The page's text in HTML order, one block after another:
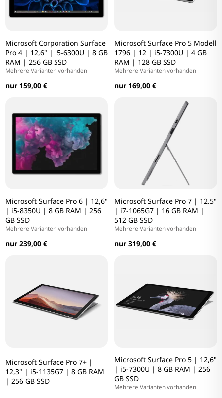
Microsoft Corporation Surface
Pro 4 | 12,6" | i5-6300U | 8 GB
RAM | 256 GB SSD
Mehrere Varianten vorhanden
nur 159,00 €
Microsoft Surface Pro 5 Modell
1796 | 12 | i5-7300U | 4 GB
RAM | 128 GB SSD
Mehrere Varianten vorhanden
nur 169,00 €
Microsoft Surface Pro 6 | 12,6"
| i5-8350U | 8 GB RAM | 256
GB SSD
Mehrere Varianten vorhanden
nur 239,00 €
Microsoft Surface Pro 7 | 12.5"
| i7-1065G7 | 16 GB RAM |
512 GB SSD
Mehrere Varianten vorhanden
nur 319,00 €
Microsoft Surface Pro 7+ |
12,3" | i5-1135G7 | 8 GB RAM
| 256 GB SSD
Microsoft Surface Pro 5 | 12,6"
| i5-7300U | 8 GB RAM | 256
GB SSD
Mehrere Varianten vorhanden